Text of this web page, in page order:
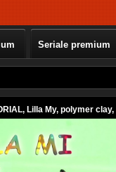
Seriale premium
Lilla My, polymer